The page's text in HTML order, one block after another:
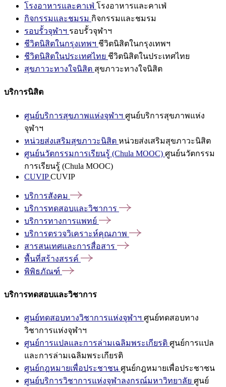
โรงอาหารและคาเฟ่ โรงอาหารและคาเฟ่
กิจกรรมและชมรม กิจกรรมและชมรม
รอบรั้วจุฬาฯ รอบรั้วจุฬาฯ
ชีวิตนิสิตในกรุงเทพฯ ชีวิตนิสิตในกรุงเทพฯ
ชีวิตนิสิตในประเทศไทย ชีวิตนิสิตในประเทศไทย
สุขภาวะทางใจนิสิต สุขภาวะทางใจนิสิต
บริการนิสิต
ศูนย์บริการสุขภาพแห่งจุฬาฯ ศูนย์บริการสุขภาพแห่ง
จุฬาฯ
หน่วยส่งเสริมสุขภาวะนิสิต หน่วยส่งเสริมสุขภาวะนิสิต
ศูนย์นวัตกรรมการเรียนรู้ (Chula MOOC) ศูนย์นวัตกรรม
การเรียนรู้ (Chula MOOC)
CUVIPCUVIP
บริการสังคม
บริการทดสอบและวิชาการ
บริการทางการแพทย์
บริการตรวจวิเคราะห์คุณภาพ
สารสนเทศและการสื่อสาร
พื้นที่สร้างสรรค์
พิพิธภัณฑ์
บริการทดสอบและวิชาการ
ศูนย์ทดสอบทางวิชาการแห่งจุฬาฯ ศูนย์ทดสอบทาง
วิชาการแห่งจุฬาฯ
ศูนย์การแปลและการล่ามเฉลิมพระเกียรติ ศูนย์การแปล
และการล่ามเฉลิมพระเกียรติ
ศูนย์กฎหมายเพื่อประชาชน ศูนย์กฎหมายเพื่อประชาชน
ศูนย์บริการวิชาการแห่งจุฬาลงกรณ์มหาวิทยาลัย ศูนย์